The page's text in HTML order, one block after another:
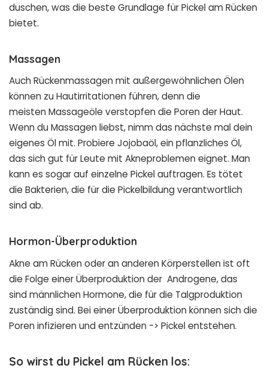
duschen, was die beste Grundlage für Pickel am Rücken
bietet.
Massagen
Auch Rückenmassagen mit außergewöhnlichen Ölen
können zu Hautirritationen führen, denn die
meisten Massageöle verstopfen die Poren der Haut.
Wenn du Massagen liebst, nimm das nächste mal dein
eigenes Öl mit. Probiere Jojobaöl, ein pflanzliches Öl,
das sich gut für Leute mit Akneproblemen eignet. Man
kann es sogar auf einzelne Pickel auftragen. Es tötet
die Bakterien, die für die Pickelbildung verantwortlich
sind ab.
Hormon-Überproduktion
Akne am Rücken oder an anderen Körperstellen ist oft
die Folge einer Überproduktion der Androgene, das
sind männlichen Hormone, die für die Talgproduktion
zuständig sind. Bei einer Überproduktion können sich die
Poren infizieren und entzünden -> Pickel entstehen.
So wirst du Pickel am Rücken los: